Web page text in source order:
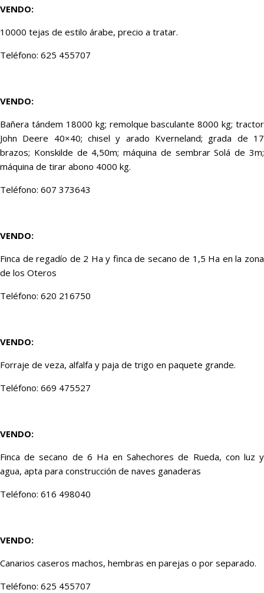
VENDO:
10000 tejas de estilo árabe, precio a tratar.
Teléfono: 625 455707
VENDO:
Bañera tándem 18000 kg; remolque basculante 8000 kg; tractor
John Deere 40×40; chisel y arado Kverneland; grada de 17
brazos; Konskilde de 4,50m; máquina de sembrar Solá de 3m;
máquina de tirar abono 4000 kg.
Teléfono: 607 373643
VENDO:
Finca de regadío de 2 Ha y finca de secano de 1,5 Ha en la zona
de los Oteros
Teléfono: 620 216750
VENDO:
Forraje de veza, alfalfa y paja de trigo en paquete grande.
Teléfono: 669 475527
VENDO:
Finca de secano de 6 Ha en Sahechores de Rueda, con luz y
agua, apta para construcción de naves ganaderas
Teléfono: 616 498040
VENDO:
Canarios caseros machos, hembras en parejas o por separado.
Teléfono: 625 455707